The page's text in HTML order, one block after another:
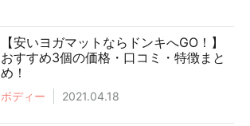
【安いヨガマットならドンキへGO！】
おすすめ3個の価格・口コミ・特徴まと
め！
ボディー 2021.04.18